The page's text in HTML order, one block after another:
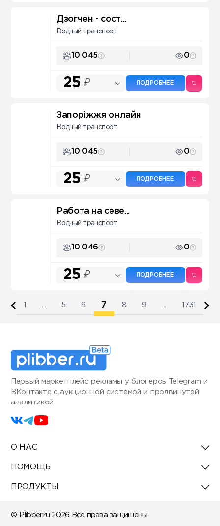
Дзогчен - сост...
Водный транспорт
10 045 0
25 ₽ ПОДРОБНЕЕ
Запоріжжя онлайн
Водный транспорт
10 045 0
25 ₽ ПОДРОБНЕЕ
Работа на севе...
Водный транспорт
10 046 0
25 ₽ ПОДРОБНЕЕ
5 6 7 8 9 1731
Первый маркетплейс рекламы у блогеров Telegram и
ВКонтакте с аукционной системой и продвинутой
аналитикой
О НАС
ПОМОЩЬ
ПРОДУКТЫ
© Plibber.ru 2026 Все права защищены